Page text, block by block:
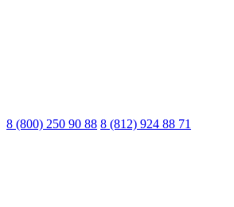
8 (800) 250 90 88 8 (812) 924 88 71